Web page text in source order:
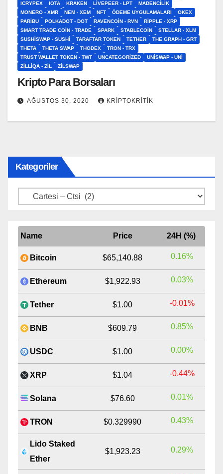
ICRYPEX
IOTA KRAKEN LIVEPEER - LPT
MADENCILIK
MONERO - XMR
NEM - XEM NFT ÖDEME UYGULAMALARI
OKEX
PARIBU
POLKADOT - DOT RAVENCOIN - RVN
RIPPLE - XRP
SMART TRADE COIN - TRADE
SPARK STABLECOIN
STELLAR - XLM
SUSHISWAP - SUSHI
TARAFTAR TOKEN TETHER
THE GRAPH - GRT
THETA
THETA SWAP THODEX
TRON - TRX
TRUST WALLET TOKEN - TWT
UNCATEGORIZED
UNISWAP - UNI
ZILLIQA - ZIL
ZILSWAP
Kripto Para Borsaları
AĞUSTOS 30, 2020 KRIPTOKRITIK
Kategoriler
Kategoriler
Name Price 24H (%)
Bitcoin $65,140.88 0.16%
Ethereum $1,922.93 0.03%
Tether $1.00 -0.01%
BNB $609.79 0.85%
USDC $1.00 0.00%
XRP $1.04 -0.44%
Solana $76.60 0.01%
TRON $0.329990 0.43%
Lido Staked
Ether
$1,923.23 0.29%